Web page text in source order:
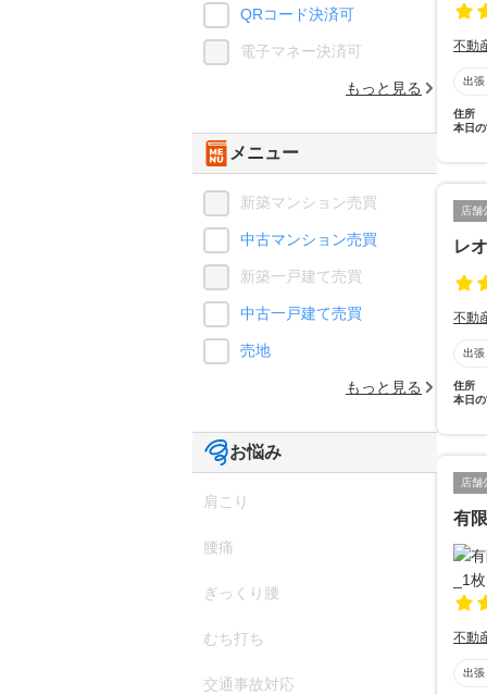
不動
出張
住所
本日
店舗
レ
不動
出張
住所
本日
店舗
有
不動
出張
QRコード決済可
電子マネー決済可
もっと見る
メニュー
新築マンション売買
中古マンション売買
新築一戸建て売買
中古一戸建て売買
売地
もっと見る
お悩み
肩こり
腰痛
ぎっくり腰
むち打ち
交通事故対応